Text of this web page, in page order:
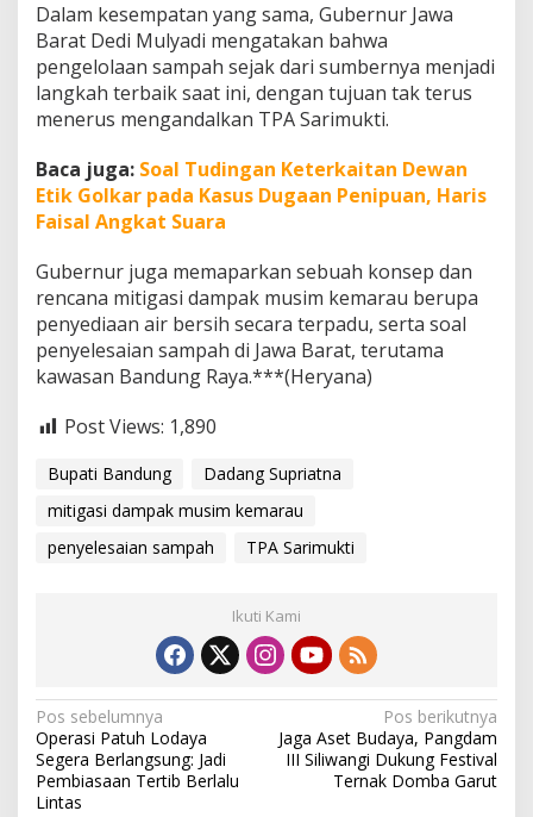
Dalam kesempatan yang sama, Gubernur Jawa
Barat Dedi Mulyadi mengatakan bahwa
pengelolaan sampah sejak dari sumbernya menjadi
langkah terbaik saat ini, dengan tujuan tak terus
menerus mengandalkan TPA Sarimukti.
Baca juga: Soal Tudingan Keterkaitan Dewan
Etik Golkar pada Kasus Dugaan Penipuan, Haris
Faisal Angkat Suara
Gubernur juga memaparkan sebuah konsep dan
rencana mitigasi dampak musim kemarau berupa
penyediaan air bersih secara terpadu, serta soal
penyelesaian sampah di Jawa Barat, terutama
kawasan Bandung Raya.***(Heryana)
Post Views: 1,890
Bupati Bandung
Dadang Supriatna
mitigasi dampak musim kemarau
penyelesaian sampah
TPA Sarimukti
Ikuti Kami
N
a
v
Pos sebelumnya
Operasi Patuh Lodaya
Segera Berlangsung: Jadi
Pembiasaan Tertib Berlalu
Lintas
Pos berikutnya
Jaga Aset Budaya, Pangdam
III Siliwangi Dukung Festival
Ternak Domba Garut